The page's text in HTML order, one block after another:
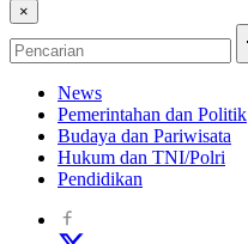
×
News
Pemerintahan dan Politik
Budaya dan Pariwisata
Hukum dan TNI/Polri
Pendidikan